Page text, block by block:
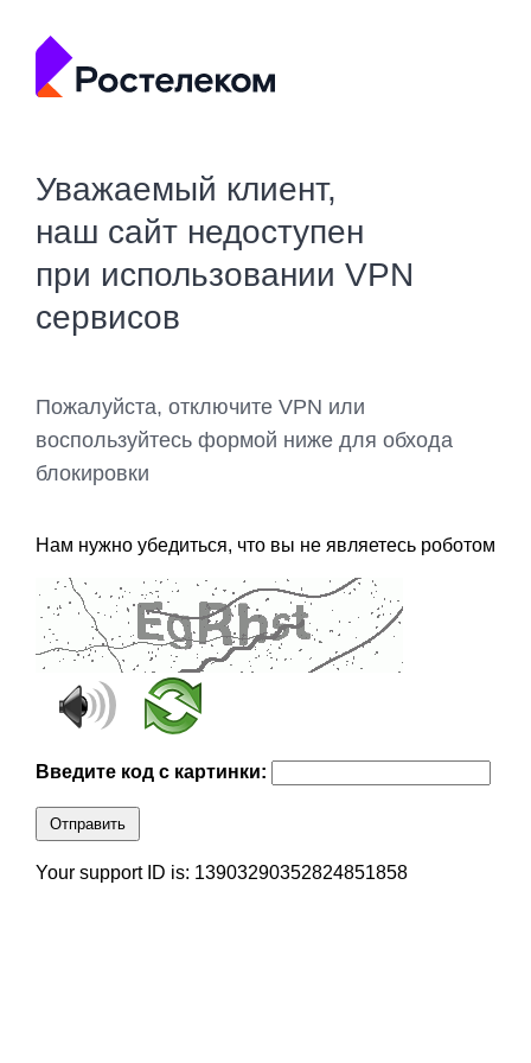
Уважаемый клиент,
наш сайт недоступен
при использовании VPN
сервисов
Пожалуйста, отключите VPN или
воспользуйтесь формой ниже для обхода
блокировки
Нам нужно убедиться, что вы не являетесь роботом
Введите код с картинки:
Отправить
Your support ID is: 13903290352824851858